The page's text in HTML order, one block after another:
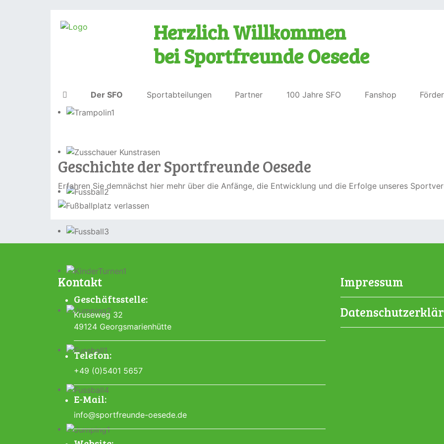
Herzlich Willkommen
bei Sportfreunde Oesede
Der SFO Sportabteilungen Partner 100 Jahre SFO Fanshop
Geschichte der Sportfreunde Oesede
Erfahren Sie demnächst hier mehr über die Anfänge, die Entwicklung und die Erfolge unseres
Kontakt
Geschäftsstelle:
Kruseweg 32
49124 Georgsmarienhütte
Telefon:
+49 (0)5401 5657
E-Mail:
info@sportfreunde-oesede.de
Impressum